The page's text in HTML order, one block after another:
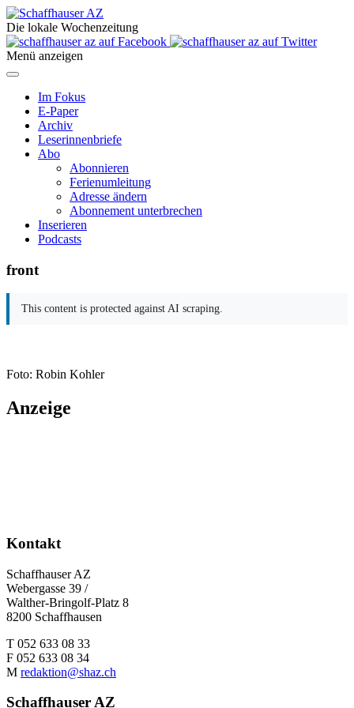
Die lokale Wochenzeitung
Menü anzeigen
Im Fokus
E-Paper
Archiv
Leserinnenbriefe
Abo
Abonnieren
Ferienumleitung
Adresse ändern
Abonnement unterbrechen
Inserieren
Podcasts
front
This content is protected against AI scraping.
Foto: Robin Kohler
Anzeige
Kontakt
Schaffhauser AZ
Webergasse 39 /
Walther-Bringolf-Platz 8
8200 Schaffhausen
T 052 633 08 33
F 052 633 08 34
M redaktion@shaz.ch
Schaffhauser AZ